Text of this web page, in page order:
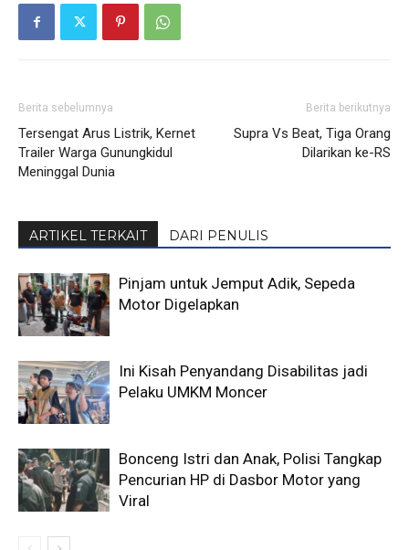
Berita sebelumnya
Tersengat Arus Listrik, Kernet
Trailer Warga Gunungkidul
Meninggal Dunia
Berita berikutnya
Supra Vs Beat, Tiga Orang
Dilarikan ke-RS
ARTIKEL TERKAIT DARI PENULIS
Pinjam untuk Jemput Adik, Sepeda
Motor Digelapkan
Ini Kisah Penyandang Disabilitas jadi
Pelaku UMKM Moncer
Bonceng Istri dan Anak, Polisi Tangkap
Pencurian HP di Dasbor Motor yang
Viral